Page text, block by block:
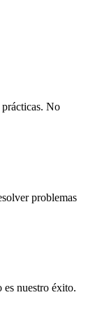
No
problemas
es nuestro éxito.